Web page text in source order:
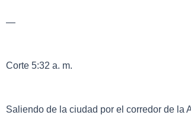
—
Corte 5:32 a. m.
Saliendo de la ciudad por el corredor de la